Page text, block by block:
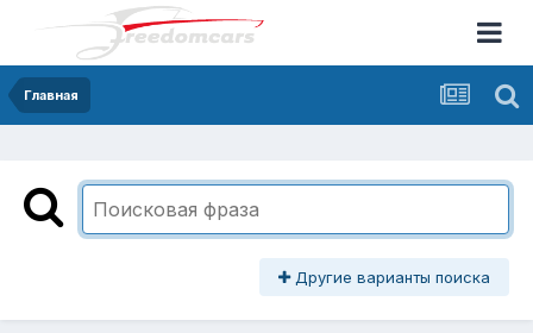
Главная
Другие варианты поиска